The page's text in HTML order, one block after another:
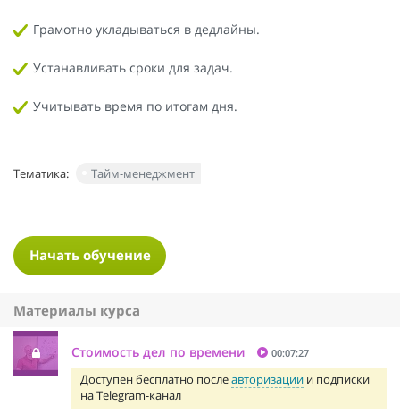
Грамотно укладываться в дедлайны.
Устанавливать сроки для задач.
Учитывать время по итогам дня.
Тематика: Тайм-менеджмент
Начать обучение
Материалы курса
Стоимость дел по времени 00:07:27
Доступен бесплатно послеавторизации и подписки
на Telegram-канал